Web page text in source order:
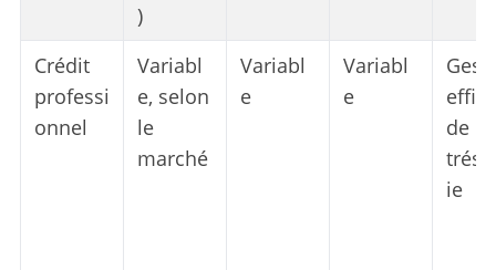
)
Crédit
professi
onnel
Variabl
e, selon
le
marché
Variabl
e
Variabl
e
de la
ie